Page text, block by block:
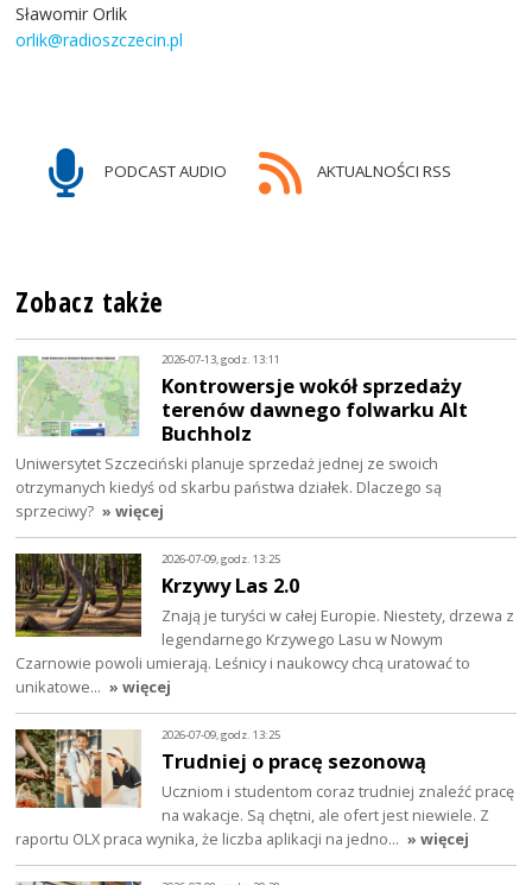
Sławomir Orlik
orlik@radioszczecin.pl
PODCAST AUDIO AKTUALNOŚCI RSS
Zobacz także
2026-07-13, godz. 13:11
Kontrowersje wokół sprzedaży
terenów dawnego folwarku Alt
Buchholz
Uniwersytet Szczeciński planuje sprzedaż jednej ze swoich
otrzymanych kiedyś od skarbu państwa działek. Dlaczego są
sprzeciwy? » więcej
2026-07-09, godz. 13:25
Krzywy Las 2.0
Znają je turyści w całej Europie. Niestety, drzewa z
legendarnego Krzywego Lasu w Nowym
Czarnowie powoli umierają. Leśnicy i naukowcy chcą uratować to
unikatowe… » więcej
2026-07-09, godz. 13:25
Trudniej o pracę sezonową
Uczniom i studentom coraz trudniej znaleźć pracę
na wakacje. Są chętni, ale ofert jest niewiele. Z
raportu OLX praca wynika, że liczba aplikacji na jedno… » więcej